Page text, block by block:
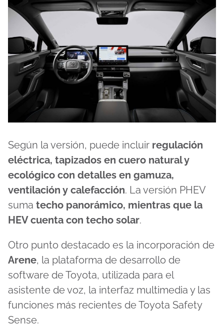
Según la versión, puede incluir regulación
eléctrica, tapizados en cuero natural y
ecológico con detalles en gamuza,
ventilación y calefacción. La versión PHEV
suma techo panorámico, mientras que la
HEV cuenta con techo solar.
Otro punto destacado es la incorporación de
Arene, la plataforma de desarrollo de
software de Toyota, utilizada para el
asistente de voz, la interfaz multimedia y las
funciones más recientes de Toyota Safety
Sense.